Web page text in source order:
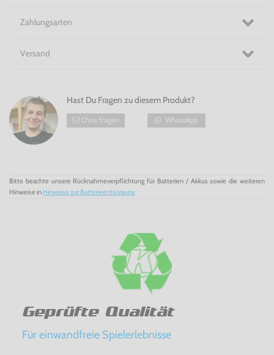
Zahlungsarten
Versand
Hast Du Fragen zu diesem Produkt?
Chris fragen WhatsApp
Bitte beachte unsere Rücknahmeverpflichtung für Batterien / Akkus sowie die weiteren
Hinweise in Hinweise zur Batterieentsorgung
Geprüfte Qualität
Für einwandfreie Spielerlebnisse